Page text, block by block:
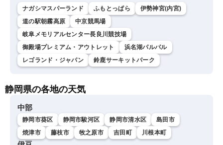
ナガシマスパーランド ふもとっぱら
伊勢神宮(内宮)
道の駅朝霧高原
中京競馬場
岐阜メモリアルセンター長良川競技場
御殿場プレミアム・アウトレット
浜名湖パルパル
レゴランド・ジャパン
鈴鹿サーキットパーク
静岡県の各地の天気
中部
静岡市葵区 静岡市駿河区 静岡市清水区
島田市
焼津市
藤枝市 牧之原市 吉田町 川根本町